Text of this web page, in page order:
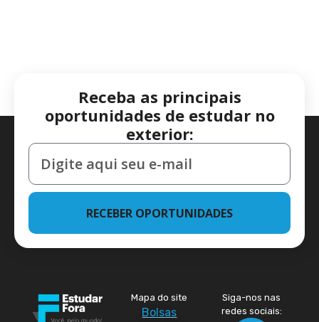
Receba as principais
oportunidades de estudar no
exterior:
RECEBER OPORTUNIDADES
Mapa do site
Bolsas
Siga-nos nas
redes sociais: